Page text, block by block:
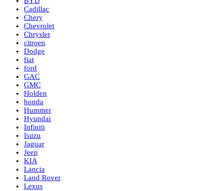
Cadillac
Chery
Chevrolet
Chrysler
citroen
Dodge
fiat
ford
GAC
GMC
Holden
honda
Hummer
Hyundai
Infiniti
Isuzu
Jaguar
Jeep
KIA
Lancia
Land Rover
Lexus